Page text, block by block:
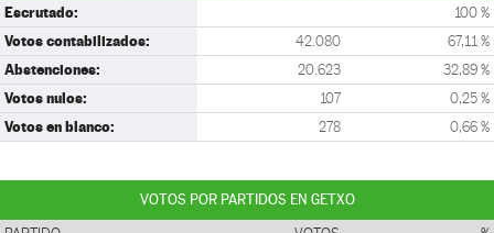
Escrutado: 100 %
Votos contabilizados: 42.080 67,11 %
Abstenciones: 20.623 32,89 %
Votos nulos: 107 0,25 %
Votos en blanco: 278 0,66 %
VOTOS POR PARTIDOS EN GETXO